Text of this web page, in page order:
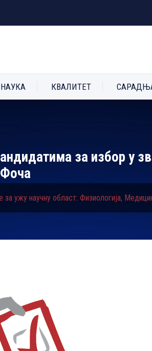
НАУКА КВАЛИТЕТ
за избор у
ужу научну област: Физиологија,